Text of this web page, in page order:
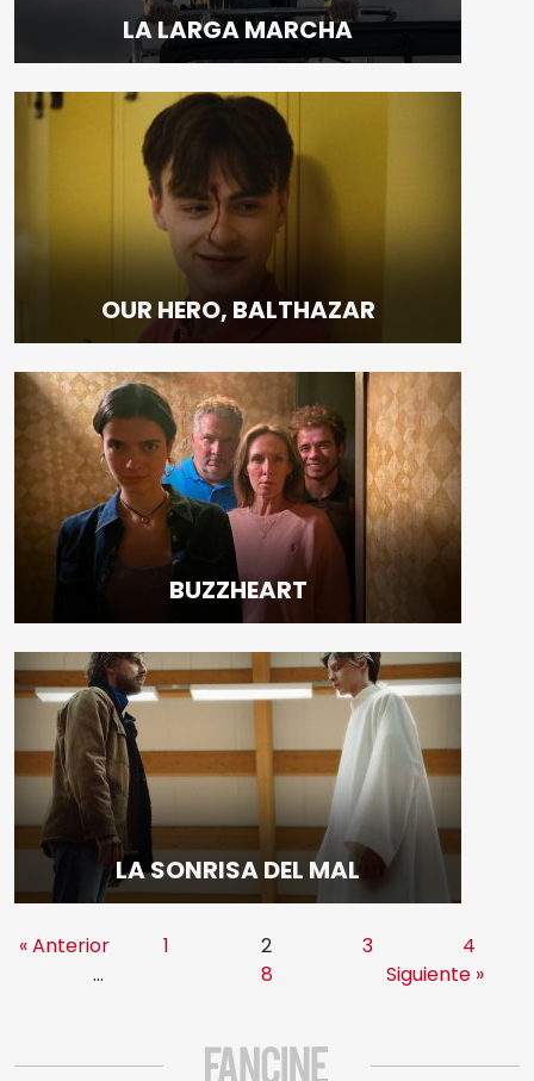
LA LARGA MARCHA
OUR HERO, BALTHAZAR
BUZZHEART
LA SONRISA DEL MAL
« Anterior 1 2 3
4
…
8 Siguiente »